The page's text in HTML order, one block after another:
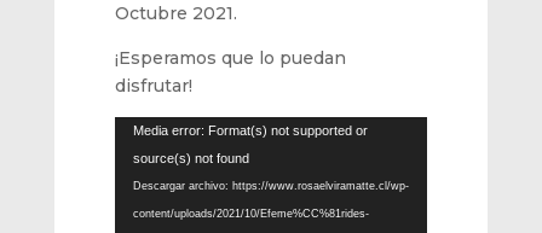
Octubre 2021.
¡Esperamos que lo puedan
disfrutar!
Reproductor
de
vídeo
Media error: Format(s) not supported or
source(s) not found
Descargar archivo: https://www.rosaelviramatte.cl/wp-
content/uploads/2021/10/Efeme%CC%81rides-